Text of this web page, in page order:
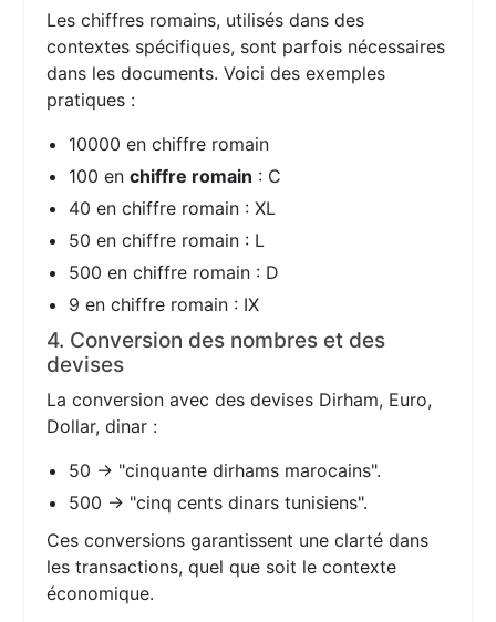
Les chiffres romains, utilisés dans des
contextes spécifiques, sont parfois nécessaires
dans les documents. Voici des exemples
pratiques :
10000 en chiffre romain
100 enchiffre romain : C
40 en chiffre romain : XL
50 en chiffre romain : L
500 en chiffre romain : D
9 en chiffre romain : IX
4. Conversion des nombres et des
devises
La conversion avec des devises Dirham, Euro,
Dollar, dinar :
50 → "cinquante dirhams marocains".
500 → "cinq cents dinars tunisiens".
Ces conversions garantissent une clarté dans
les transactions, quel que soit le contexte
économique.